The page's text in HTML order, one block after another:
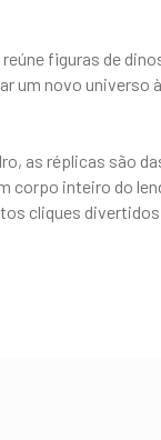
figuras de
um novo universo
as réplicas são
corpo inteiro do
cliques